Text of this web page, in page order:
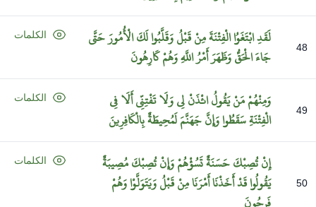
48 لَقَدِابْتَغَوُاالْفِتْنَةَمِنْقَبْلُوَقَلَّبُوالَكَالْأُمُورَحَتَّى
جَاءَالْحَقُّوَظَهَرَأَمْرُاللَّهِوَهُمْكَارِهُونَ
الكلمات
49 وَمِنْهُمْمَنْيَقُولُائْذَنْلِيوَلَاتَفْتِنِّيأَلَافِي
الْفِتْنَةِسَقَطُواوَإِنَّجَهَنَّمَلَمُحِيطَةٌبِالْكَافِرِينَ
الكلمات
50
إِنْتُصِبْكَحَسَنَةٌتَسُؤْهُمْوَإِنْتُصِبْكَمُصِيبَةٌ
يَقُولُواقَدْأَخَذْنَاأَمْرَنَامِنْقَبْلُوَيَتَوَلَّوْاوَهُمْ
الكلمات